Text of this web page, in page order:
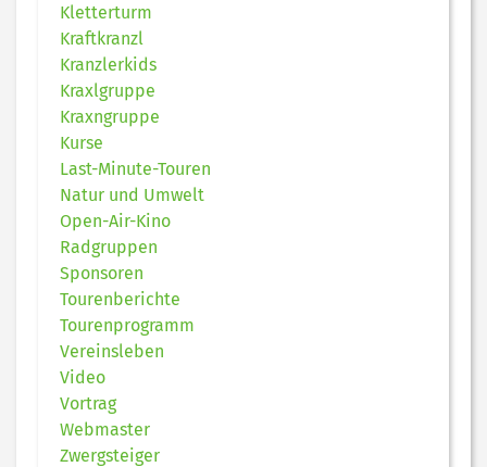
Kletterturm
Kraftkranzl
Kranzlerkids
Kraxlgruppe
Kraxngruppe
Kurse
Last-Minute-Touren
Natur und Umwelt
Open-Air-Kino
Radgruppen
Sponsoren
Tourenberichte
Tourenprogramm
Vereinsleben
Video
Vortrag
Webmaster
Zwergsteiger